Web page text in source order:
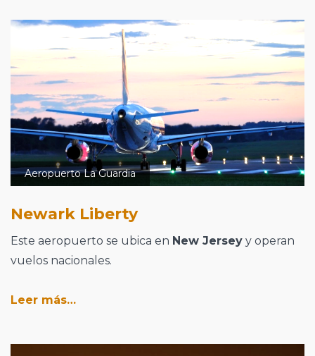
Aeropuerto La Guardia
Newark Liberty
Este aeropuerto se ubica en New Jersey y operan
vuelos nacionales.
Leer más…